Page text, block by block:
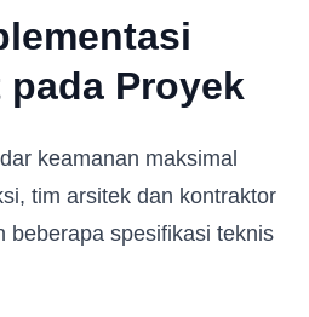
Proyek
keamanan maksimal
tim arsitek dan kontraktor
beberapa spesifikasi teknis